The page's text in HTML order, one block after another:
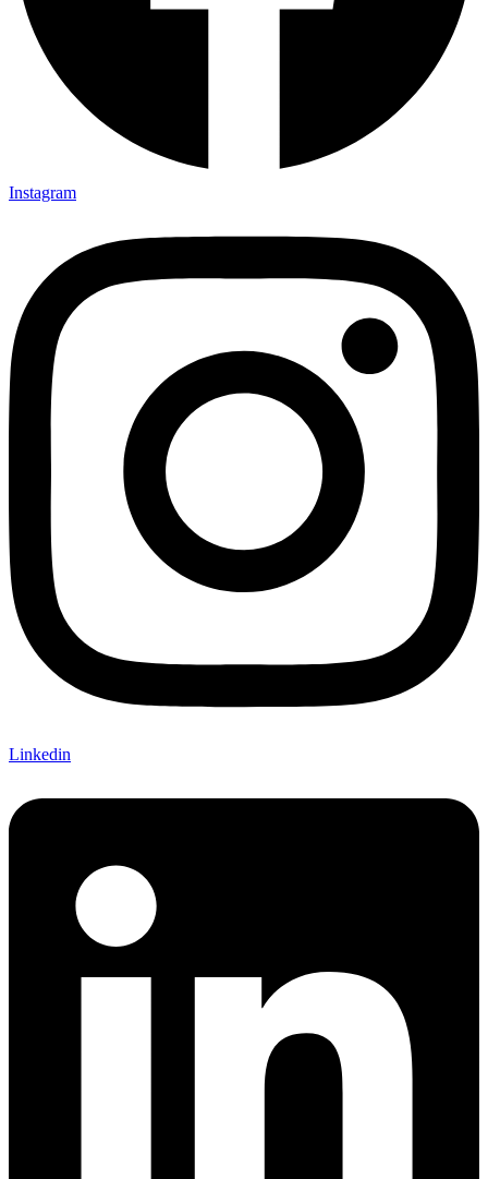
Instagram
Linkedin